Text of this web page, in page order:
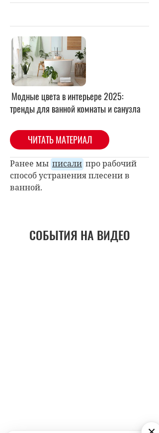
Модные цвета в интерьере 2025:
тренды для ванной комнаты и санузла
ЧИТАТЬ МАТЕРИАЛ
Ранее мы писали про рабочий
способ устранения плесени в
ванной.
СОБЫТИЯ НА ВИДЕО